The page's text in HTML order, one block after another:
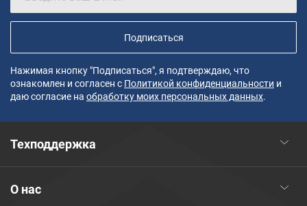
Подписаться
Нажимая кнопку "Подписаться", я подтверждаю, что
ознакомлен и согласен с Политикой конфиденциальности и
даю согласие на обработку моих персональных данных.
О нас
Техподдержка